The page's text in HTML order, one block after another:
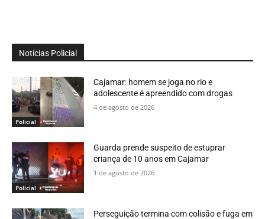
Notícias Policial
Policial
Cajamar: homem se joga no rio e
adolescente é apreendido com drogas
4 de agosto de 2026
Policial
Guarda prende suspeito de estuprar
criança de 10 anos em Cajamar
1 de agosto de 2026
Perseguição termina com colisão e fuga em